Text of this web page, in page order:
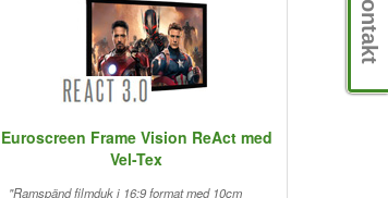
Euroscreen Frame Vision ReAct med
Vel-Tex
"Ramspänd filmduk i 16:9 format med 10cm
Kontakt